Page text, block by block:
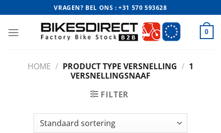
naar
inhoud
VRAGEN? BEL ONS : +31 570 593628
0
HOME / PRODUCT TYPE VERSNELLING / 1
VERSNELLINGSNAAF
FILTER